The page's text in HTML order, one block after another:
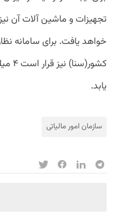
خواهد یافت. برای سامانه
یابد.
سازمان امور مالیاتی